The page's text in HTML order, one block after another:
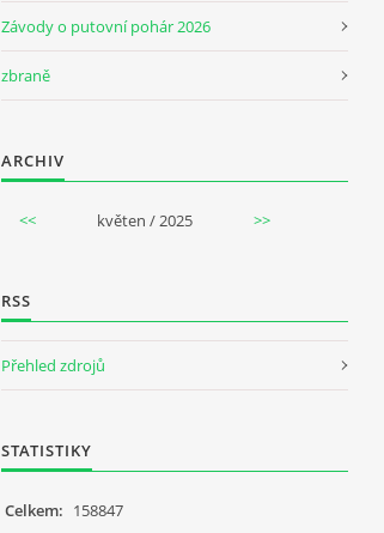
Závody o putovní pohár 2026
zbraně
ARCHIV
<< květen / 2025 >>
RSS
Přehled zdrojů
STATISTIKY
Celkem: 158847